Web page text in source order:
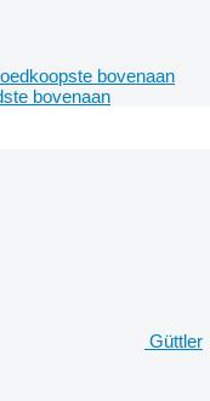
bovenaan
bovenaan
Güttler